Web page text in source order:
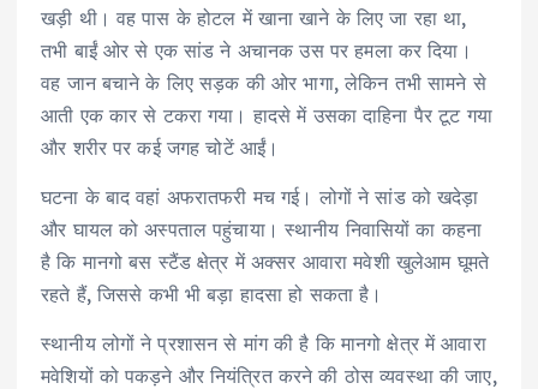
खड़ी थी। वह पास के होटल में खाना खाने के लिए जा रहा था,
तभी बाईं ओर से एक सांड ने अचानक उस पर हमला कर दिया।
वह जान बचाने के लिए सड़क की ओर भागा, लेकिन तभी सामने से
आती एक कार से टकरा गया। हादसे में उसका दाहिना पैर टूट गया
और शरीर पर कई जगह चोटें आईं।
घटना के बाद वहां अफरातफरी मच गई। लोगों ने सांड को खदेड़ा
और घायल को अस्पताल पहुंचाया। स्थानीय निवासियों का कहना
है कि मानगो बस स्टैंड क्षेत्र में अक्सर आवारा मवेशी खुलेआम घूमते
रहते हैं, जिससे कभी भी बड़ा हादसा हो सकता है।
स्थानीय लोगों ने प्रशासन से मांग की है कि मानगो क्षेत्र में आवारा
मवेशियों को पकड़ने और नियंत्रित करने की ठोस व्यवस्था की जाए,